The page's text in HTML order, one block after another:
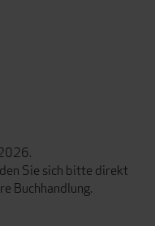
Sie sich bitte direkt
Buchhandlung.